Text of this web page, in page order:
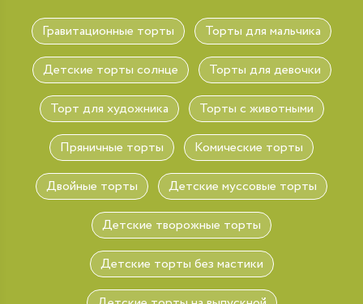
Гравитационные торты Торты для мальчика
Детские торты солнце Торты для девочки
Торт для художника Торты с животными
Пряничные торты Комические торты
Двойные торты Детские муссовые торты
Детские творожные торты
Детские торты без мастики